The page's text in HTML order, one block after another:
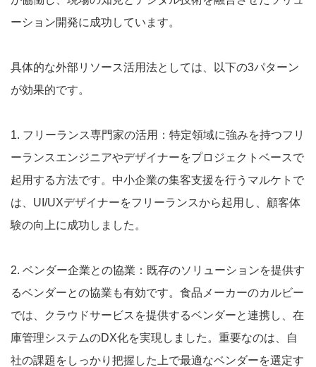
ーション開発に成功しています。
具体的な外部リソース活用法としては、以下の3パターン
が効果的です。
1. フリーランス専門家の活用：特定領域に強みを持つフリ
ーランスエンジニアやデザイナーをプロジェクトベースで
起用する方法です。中小企業の集客支援を行うマルケトで
は、UI/UXデザイナーをフリーランスから起用し、顧客体
験の向上に成功しました。
2. ベンダー企業との協業：既存のソリューションを提供す
るベンダーとの協業も有効です。食品メーカーのカルビー
では、クラウドサービスを提供するベンダーと連携し、在
庫管理システムのDX化を実現しました。重要なのは、自
社の課題をしっかり把握した上で最適なベンダーを選定す